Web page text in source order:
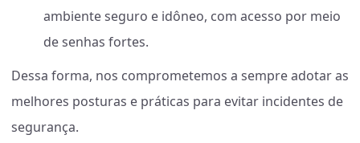
ambiente seguro e idôneo, com acesso por meio
de senhas fortes.
Dessa forma, nos comprometemos a sempre adotar as
melhores posturas e práticas para evitar incidentes de
segurança.